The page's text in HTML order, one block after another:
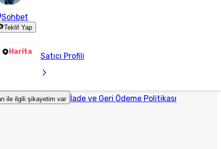
Sohbet
Teklif Yap
Harita Satıcı Profili
ile ilgili şikayetim var İade ve Geri Ödeme Politikası